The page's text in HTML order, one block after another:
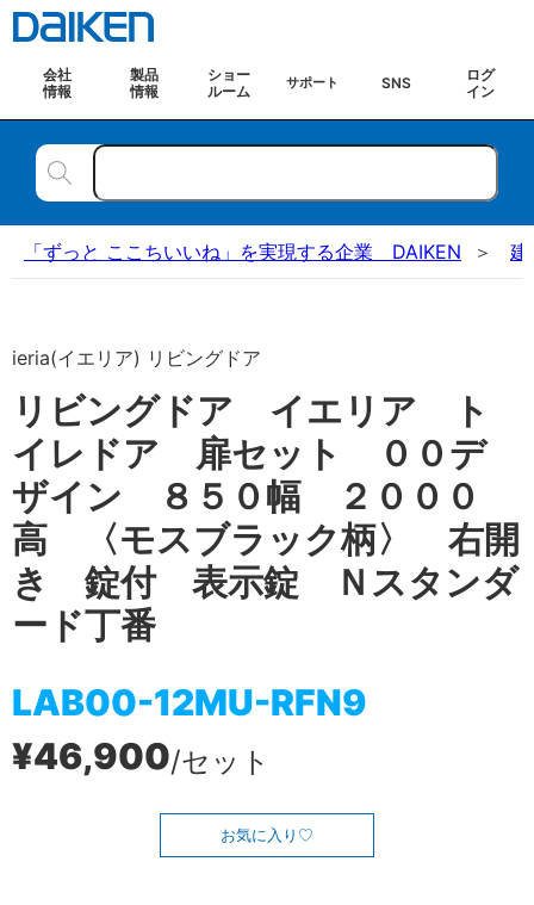
会社
情報
製品
情報
ショー
ルーム
サポート SNS
ログ
イン
「ずっと ここちいいね」を実現する企業 DAIKEN 建
ieria(イエリア) リビングドア
リビングドア イエリア ト
イレドア 扉セット ００デ
ザイン ８５０幅 ２０００
高 〈モスブラック柄〉 右開
き 錠付 表示錠 Ｎスタンダ
ード丁番
LAB00-12MU-RFN9
¥46,900/セット
お気に入り